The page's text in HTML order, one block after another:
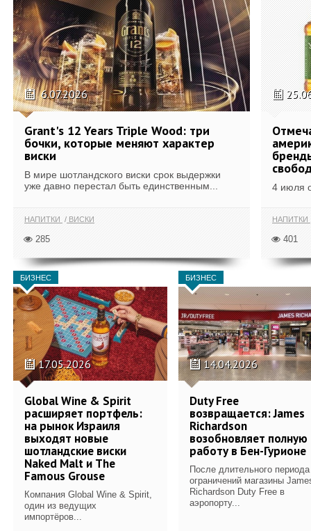
6.07.2026
Grant's 12 Years Triple Wood: три
бочки, которые меняют характер
виски
В мире шотландского виски срок выдержки
уже давно перестал быть единственным...
НАПИТКИ ВИСКИ
285
4 июля
НАПИТКИ
401
БИЗНЕС
17.05.2026
Global Wine & Spirit
расширяет портфель:
на рынок Израиля
выходят новые
шотландские виски
Naked Malt и The
Famous Grouse
Компания Global Wine & Spirit,
один из ведущих
импортёров...
БИЗНЕС
14.04.2026
Duty Free
возвращается: James
Richardson
возобновляет полную
работу в Бен-Гурионе
После длительного периода
ограничений магазины
Richardson Duty Free в
аэропорту...